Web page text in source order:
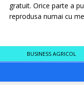
gratuit. Orice parte a
reprodusa numai cu
BUSINESS AGRICOL